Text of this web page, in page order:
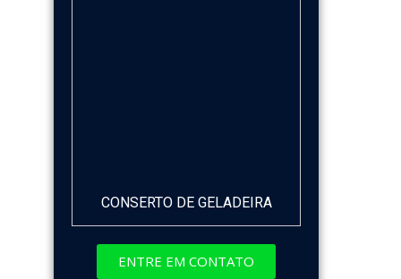
CONSERTO DE GELADEIRA
ENTRE EM CONTATO